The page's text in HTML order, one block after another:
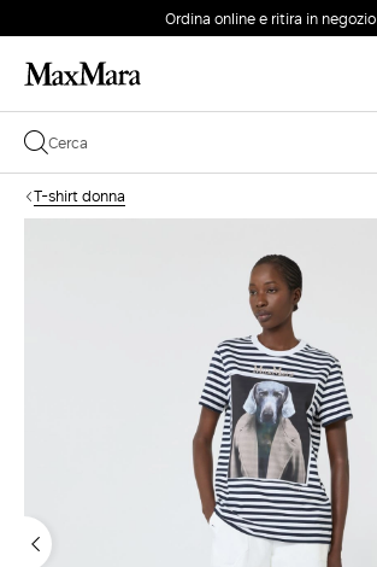
Ordina online e ritira in negozio
T-shirt donna
Password dimenticata?
ACCEDI
Login
ACCEDI CON GOOGLE